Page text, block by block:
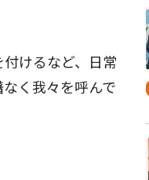
けるなど、日常
く我々を呼んで